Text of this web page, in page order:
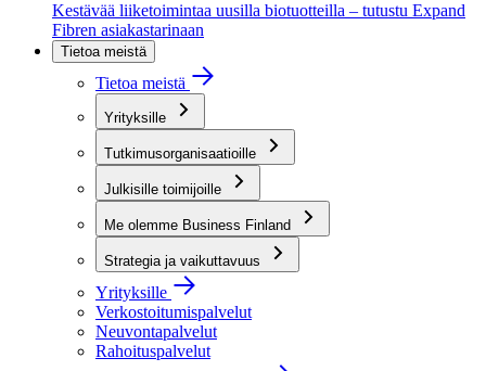
Kestävää liiketoimintaa uusilla biotuotteilla – tutustu Expand
Fibren asiakastarinaan
Tietoa meistä
Tietoa meistä
Yrityksille
Tutkimusorganisaatioille
Julkisille toimijoille
Me olemme Business Finland
Strategia ja vaikuttavuus
Yrityksille
Verkostoitumispalvelut
Neuvontapalvelut
Rahoituspalvelut